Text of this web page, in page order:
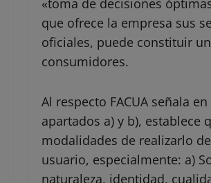
que ofrece la empresa sus
oficiales, puede constituir
consumidores.
Al respecto FACUA señala
apartados a) y b), establece
modalidades de realizarlo
usuario, especialmente: a)
naturaleza, identidad,